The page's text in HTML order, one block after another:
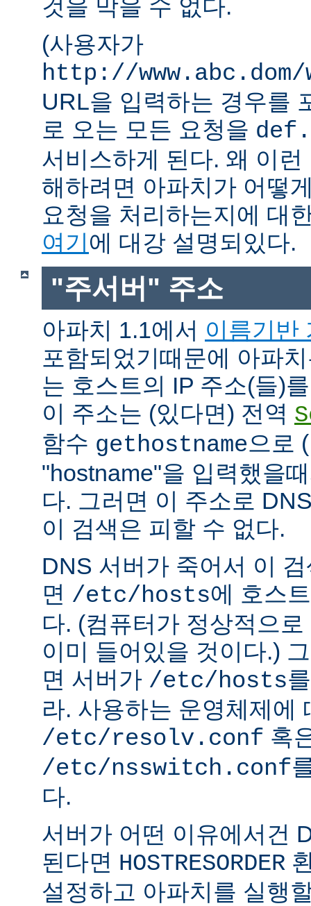
것을 막을 수 없다.
(사용자가
http://www.abc.dom/
URL을 입력하는 경우를
로 오는 모든 요청을
서비스하게 된다. 왜 이
해하려면 아파치가 어떻
요청을 처리하는지에 대
여기에 대강 설명되있다.
"주서버" 주소
아파치 1.1에서 이름기반
포함되었기때문에 아파
는 호스트의 IP 주소(들)
이 주소는 (있다면) 전역
함수 gethostname으로
"hostname"을 입력했을
다. 그러면 이 주소로
이 검색은 피할 수 없다.
DNS 서버가 죽어서 이
면 /etc/hosts에 호스
다. (컴퓨터가 정상적으
이미 들어있을 것이다.)
면 서버가 /etc/hosts
라. 사용하는 운영체제에
/etc/resolv.conf 혹
/etc/nsswitch.conf
다.
서버가 어떤 이유에서건
된다면 HOSTRESORDER
설정하고 아파치를 실행